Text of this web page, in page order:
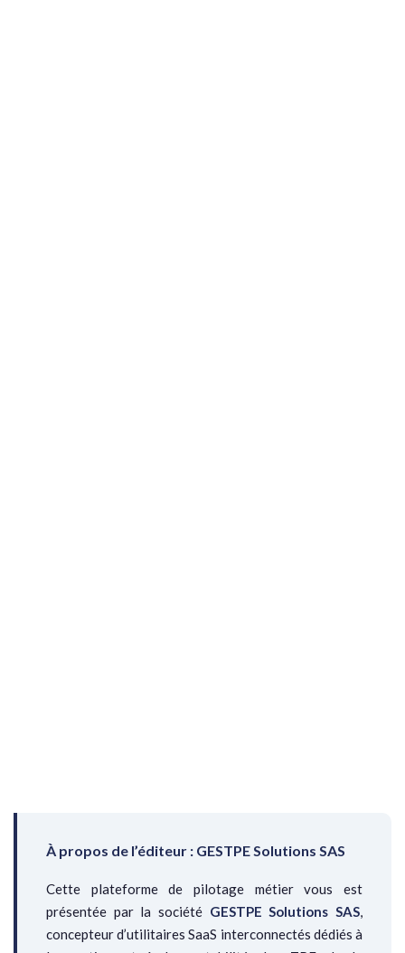
À propos de l’éditeur : GESTPE Solutions SAS
Cette plateforme de pilotage métier vous est
présentée par la société GESTPE Solutions SAS,
concepteur d’utilitaires SaaS interconnectés dédiés à